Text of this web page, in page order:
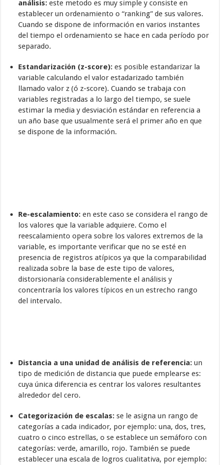
análisis:este metodo es muy simple y consiste en
establecer un ordenamiento o “ranking” de sus valores.
Cuando se dispone de información en varios instantes
del tiempo el ordenamiento se hace en cada período por
separado.
Estandarización (z-score):es posible estandarizar la
variable calculando el valor estadarizado también
llamado valor z (ó z-score). Cuando se trabaja con
variables registradas a lo largo del tiempo, se suele
estimar la media y desviación estándar en referencia a
un año base que usualmente será el primer año en que
se dispone de la información.
Re-escalamiento: en este caso se considera el rango de
los valores que la variable adquiere. Como el
reescalamiento opera sobre los valores extremos de la
variable, es importante verificar que no se esté en
presencia de registros atípicos ya que la comparabilidad
realizada sobre la base de este tipo de valores,
distorsionaría considerablemente el análisis y
concentraría los valores típicos en un estrecho rango
del intervalo.
Distancia a una unidad de análisis de referencia: un
tipo de medición de distancia que puede emplearse es:
cuya única diferencia es centrar los valores resultantes
alrededor del cero.
Categorización de escalas:se le asigna un rango de
categorías a cada indicador, por ejemplo: una, dos, tres,
cuatro o cinco estrellas, o se establece un semáforo con
categorías: verde, amarillo, rojo. También se puede
establecer una escala de logros cualitativa, por ejemplo: